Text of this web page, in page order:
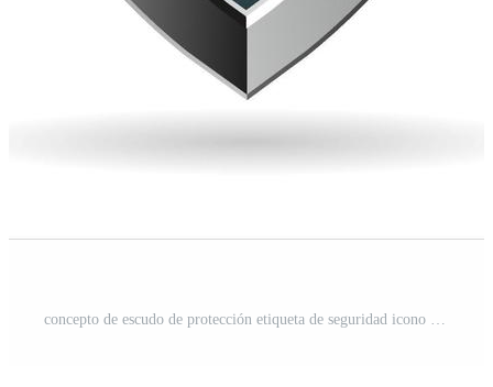
concepto de escudo de protección etiqueta de seguridad icono de insignia de seguridad Pro Vector y Pro SVG